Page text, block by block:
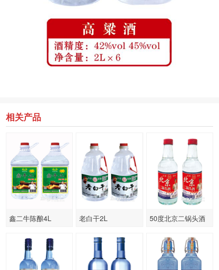
相关产品
鑫二牛陈酿4L 老白干2L
50度北京二锅头酒